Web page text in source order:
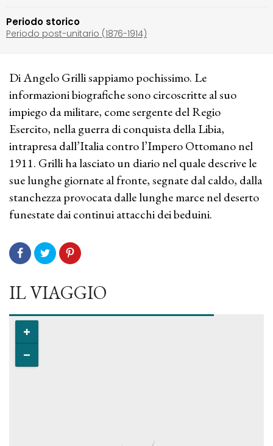
Periodo storico
Periodo post-unitario (1876-1914)
Di Angelo Grilli sappiamo pochissimo. Le
informazioni biografiche sono circoscritte al suo
impiego da militare, come sergente del Regio
Esercito, nella guerra di conquista della Libia,
intrapresa dall’Italia contro l’Impero Ottomano nel
1911. Grilli ha lasciato un diario nel quale descrive le
sue lunghe giornate al fronte, segnate dal caldo, dalla
stanchezza provocata dalle lunghe marce nel deserto
funestate dai continui attacchi dei beduini.
IL VIAGGIO